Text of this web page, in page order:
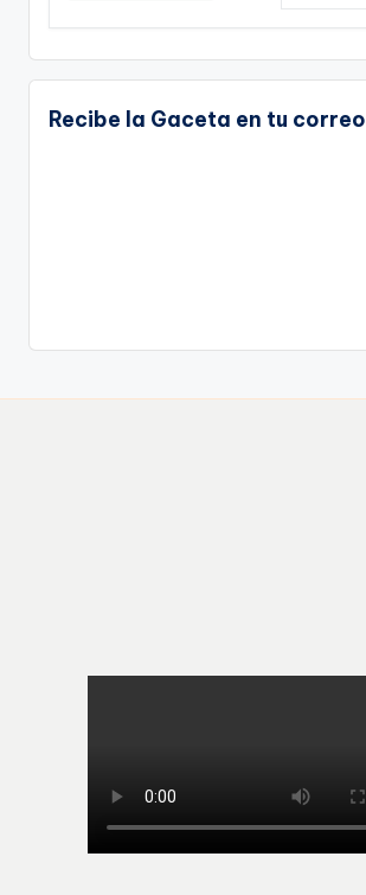
Recibe la Gaceta en tu correo